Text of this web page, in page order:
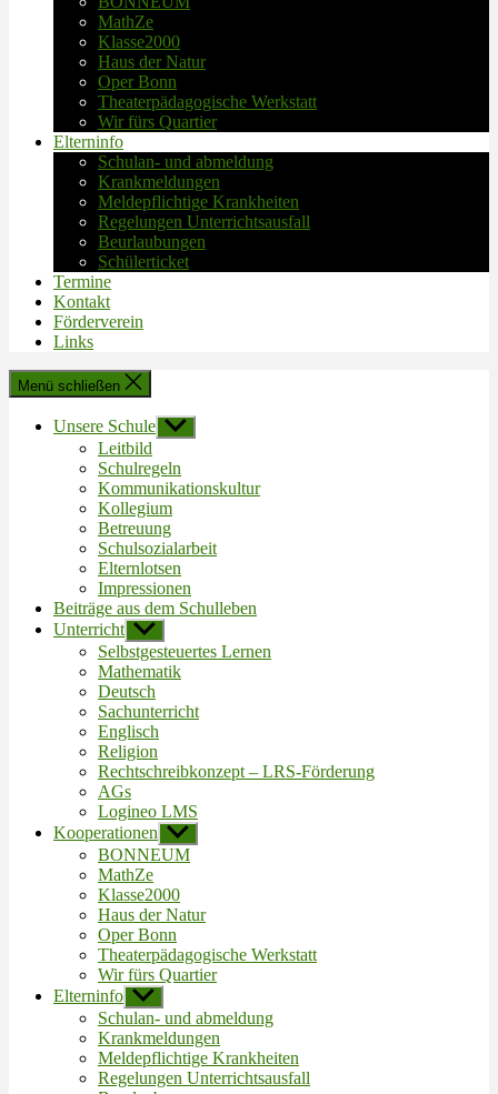
MathZe
Klasse2000
Haus der Natur
Oper Bonn
Theaterpädagogische Werkstatt
Wir fürs Quartier
Elterninfo
Schulan- und abmeldung
Krankmeldungen
Meldepflichtige Krankheiten
Regelungen Unterrichtsausfall
Beurlaubungen
Schülerticket
Termine
Kontakt
Förderverein
Links
Menü schließen
Unsere Schule Untermenü
anzeigen
Leitbild
Schulregeln
Kommunikationskultur
Kollegium
Betreuung
Schulsozialarbeit
Elternlotsen
Impressionen
Beiträge aus dem Schulleben
Unterricht Untermenü
anzeigen
Selbstgesteuertes Lernen
Mathematik
Deutsch
Sachunterricht
Englisch
Religion
Rechtschreibkonzept – LRS-Förderung
AGs
Logineo LMS
Kooperationen Untermenü
anzeigen
BONNEUM
MathZe
Klasse2000
Haus der Natur
Oper Bonn
Theaterpädagogische Werkstatt
Wir fürs Quartier
Elterninfo Untermenü
anzeigen
Schulan- und abmeldung
Krankmeldungen
Meldepflichtige Krankheiten
Regelungen Unterrichtsausfall